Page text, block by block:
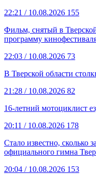
22:21 / 10.08.2026 155
Фильм, снятый в
программу
22:03 / 10.08.2026 73
В Тверской области
21:28 / 10.08.2026 82
16-летний мотоциклист
20:11 / 10.08.2026 178
Стало известно, сколько
официального гимна
20:04 / 10.08.2026 153